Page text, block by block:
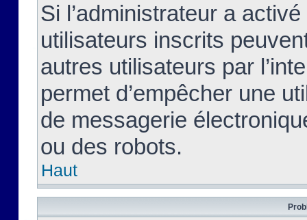
Si l’administrateur a
utilisateurs inscrits
autres utilisateurs par
permet d’empêcher une
de messagerie
ou des robots.
Haut